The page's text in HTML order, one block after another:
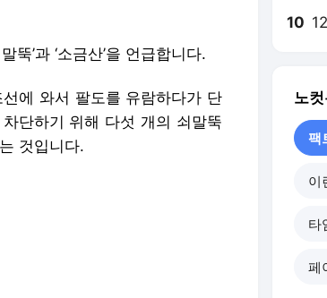
’과 ‘소금산’을 언급합니다.
에 와서 팔도를 유람하다가 단
단하기 위해 다섯 개의 쇠말뚝
것입니다.
10
노
팩
이
타
페